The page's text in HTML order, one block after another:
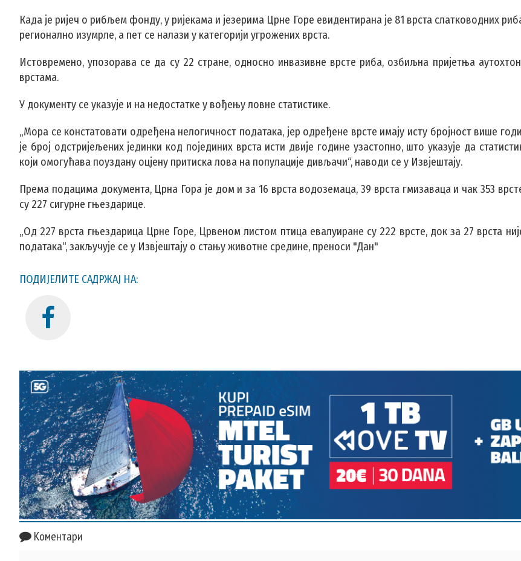
Када је ријеч о рибљем фонду, у ријекама и језерима Црне Горе евидентирана је 81 врста слатководних
регионално изумрле, а пет се налази у категорији угрожених врста.
Истовремено, упозорава се да су 22 стране, односно инвазивне врсте риба, озбиљна пријетња
врстама.
У документу се указује и на недостатке у вођењу ловне статистике.
„Мора се констатовати одређена нелогичност података, јер одређене врсте имају исту бројност више
је број одстријељених јединки код појединих врста исти двије године узастопно, што указује да
који омогућава поуздану оцјену притиска лова на популације дивљачи“, наводи се у Извјештају.
Према подацима документа, Црна Гора је дом и за 16 врста водоземаца, 39 врста гмизаваца и чак 353
су 227 сигурне гњездарице.
„Од 227 врста гњездарица Црне Горе, Црвеном листом птица евалуиране су 222 врсте, док за 27 врста
података“, закључује се у Извјештају о стању животне средине, преноси "Дан"
ПОДИЈЕЛИТЕ САДРЖАЈ НА:
Коментари